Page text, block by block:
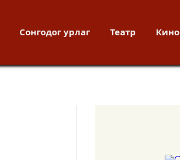
Сонгодог урлаг Театр Кино